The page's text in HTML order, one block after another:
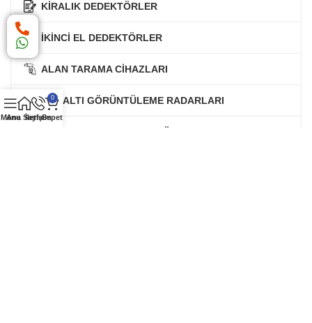
KİRALIK DEDEKTÖRLER
İKİNCİ EL DEDEKTÖRLER
ALAN TARAMA CİHAZLARI
YER ALTI GÖRÜNTÜLEME RADARLARI
Menu
Ana Sayfa
İletişim
0
Sepet